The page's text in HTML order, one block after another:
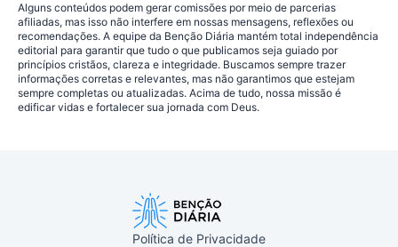
Alguns conteúdos podem gerar comissões por meio de parcerias
afiliadas, mas isso não interfere em nossas mensagens, reflexões ou
recomendações. A equipe da Benção Diária mantém total independência
editorial para garantir que tudo o que publicamos seja guiado por
princípios cristãos, clareza e integridade. Buscamos sempre trazer
informações corretas e relevantes, mas não garantimos que estejam
sempre completas ou atualizadas. Acima de tudo, nossa missão é
edificar vidas e fortalecer sua jornada com Deus.
Política de Privacidade